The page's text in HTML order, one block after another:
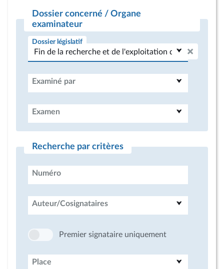
Dossier concerné / Organe
examinateur
Dossier législatif
Examiné par
Examen
Recherche par critères
Numéro
Auteur/Cosignataires
Premier signataire uniquement
Place